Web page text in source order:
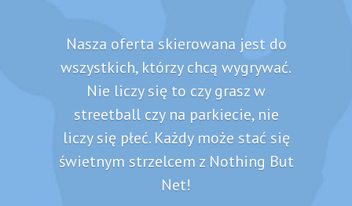
Nasza oferta skierowana jest do
wszystkich, którzy chcą wygrywać.
Nie liczy się to czy grasz w
streetball czy na parkiecie, nie
liczy się płeć. Każdy może stać się
świetnym strzelcem z Nothing But
Net!